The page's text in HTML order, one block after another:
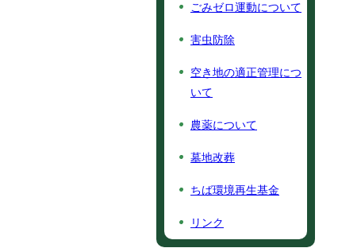
ごみゼロ運動について
害虫防除
空き地の適正管理につ
いて
農薬について
墓地改葬
ちば環境再生基金
リンク